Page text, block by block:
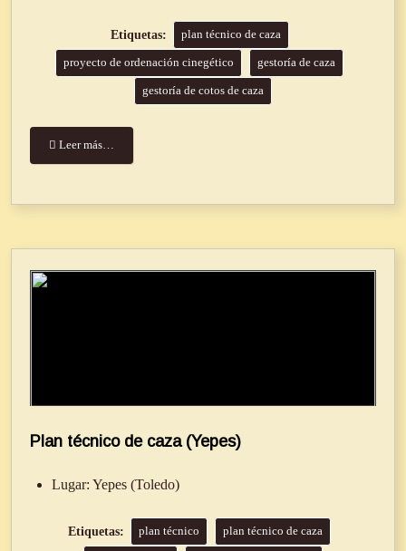
plan técnico de caza
proyecto de ordenación cinegético gestoría de caza
gestoría de cotos de caza
Leer más…
Plan técnico de caza (Yepes)
Lugar: Yepes (Toledo)
plan técnico plan técnico de caza